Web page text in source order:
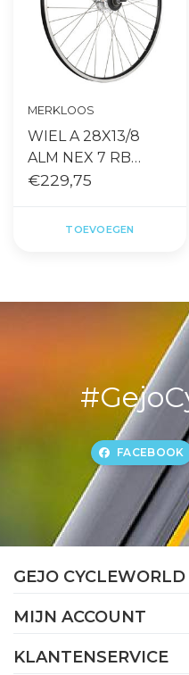
MERKLOOS
WIEL A 28X13/8
ALM NEX 7 RB
ZAC19 ZW 24MM
€229,75
TOEVOEGEN
FACEBOOK
GEJO CYCLEWORLD
MIJN ACCOUNT
KLANTENSERVICE